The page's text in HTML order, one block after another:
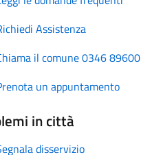
Assistenza
il comune 0346 89600
un appuntamento
in città
disservizio